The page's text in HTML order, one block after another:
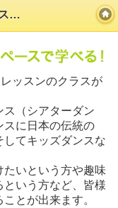
クラスの紹介＆レッスン風景
ッスンのクラスが
（シアターダン
スに日本の伝統の
てキッズダンスな
いという方や趣味
いう方など、皆様
とが出来ます。